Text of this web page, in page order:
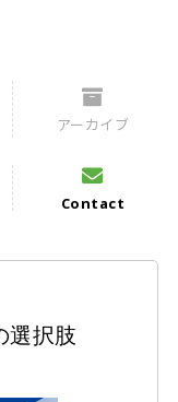
アーカイブ
Contact
選択肢